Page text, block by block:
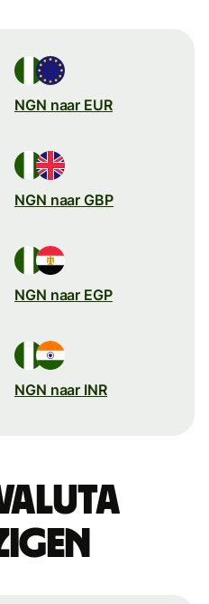
NGN naar EUR
NGN naar GBP
NGN naar EGP
NGN naar INR